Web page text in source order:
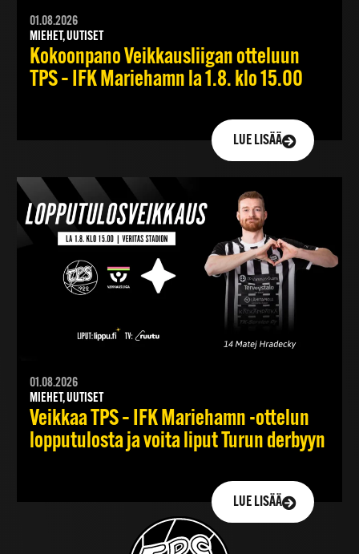
01.08.2026
MIEHET, UUTISET
Kokoonpano Veikkausliigan otteluun
TPS – IFK Mariehamn la 1.8. klo 15.00
LUE LISÄÄ
01.08.2026
MIEHET, UUTISET
Veikkaa TPS – IFK Mariehamn -ottelun
lopputulosta ja voita liput Turun derbyyn
LUE LISÄÄ